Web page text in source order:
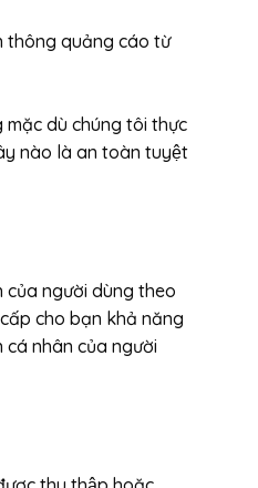
thông quảng cáo từ
dù chúng tôi thực
nào là an toàn tuyệt
của người dùng theo
cho bạn khả năng
nhân của người